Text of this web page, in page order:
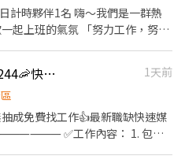
嗨～我們是一群熱
起上班的氣氛 「努力工作，努力
應對 ◎ 環境清潔維護、餐具清
計時夥伴特別福
⭐觀音區/蝦皮智取門市時薪244🦐快速報到🌈
1天前
成免費找工作👍最新職缺快速媒
✅工作內容： 1. 包裹